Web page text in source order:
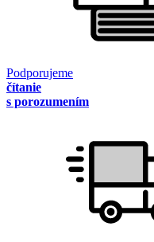
Podporujeme
čítanie
s porozumením